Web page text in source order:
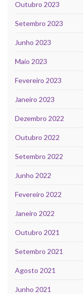
Outubro 2023
Setembro 2023
Junho 2023
Maio 2023
Fevereiro 2023
Janeiro 2023
Dezembro 2022
Outubro 2022
Setembro 2022
Junho 2022
Fevereiro 2022
Janeiro 2022
Outubro 2021
Setembro 2021
Agosto 2021
Junho 2021